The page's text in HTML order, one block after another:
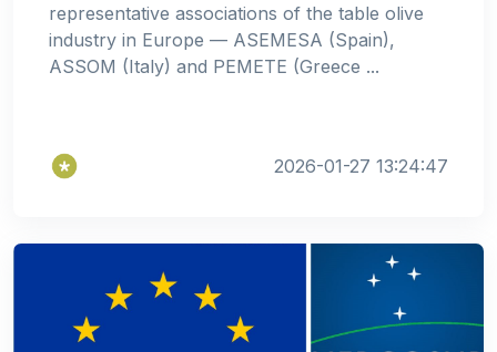
representative associations of the table olive
industry in Europe — ASEMESA (Spain),
ASSOM (Italy) and PEMETE (Greece ...
2026-01-27 13:24:47